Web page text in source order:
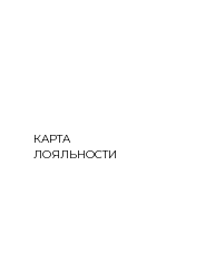
КАРТА
ЛОЯЛЬНОСТИ